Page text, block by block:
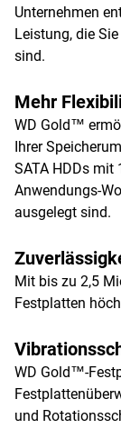
Unternehmen
Leistung, die
sind.
Mehr
WD Gold™
Ihrer
SATA HDDs mit
Anwendungs-
ausgelegt sind.
Mit bis zu 2,5
Festplatten
WD Gold™-
und